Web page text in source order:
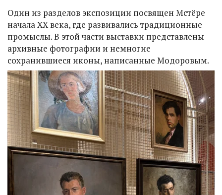
Один из разделов экспозиции посвящен Мстёре
начала XX века, где развивались традиционные
промыслы. В этой части выставки представлены
архивные фотографии и немногие
сохранившиеся иконы, написанные Модоровым.